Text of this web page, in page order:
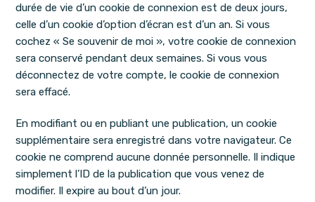
durée de vie d’un cookie de connexion est de deux jours,
celle d’un cookie d’option d’écran est d’un an. Si vous
cochez « Se souvenir de moi », votre cookie de connexion
sera conservé pendant deux semaines. Si vous vous
déconnectez de votre compte, le cookie de connexion
sera effacé.
En modifiant ou en publiant une publication, un cookie
supplémentaire sera enregistré dans votre navigateur. Ce
cookie ne comprend aucune donnée personnelle. Il indique
simplement l’ID de la publication que vous venez de
modifier. Il expire au bout d’un jour.